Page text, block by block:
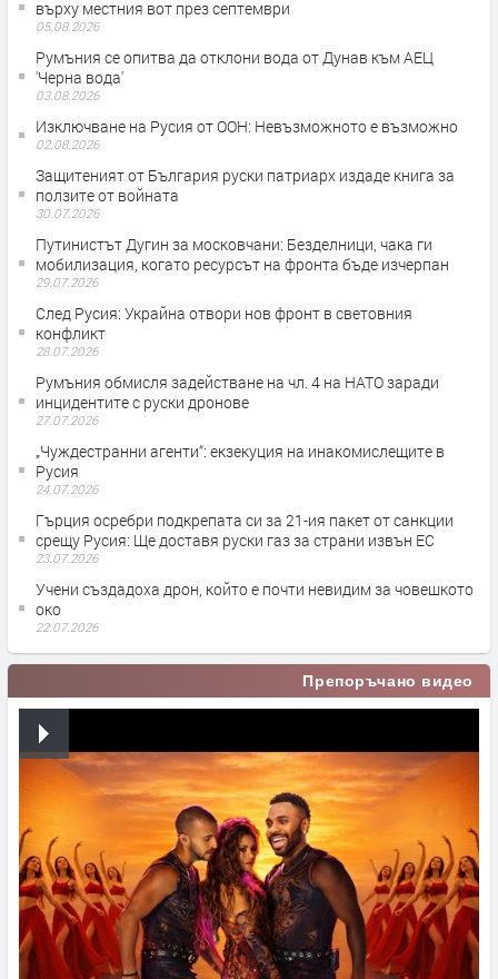
върху местния вот през септември
05.08.2026
Румъния се опитва да отклони вода от Дунав към АЕЦ
'Черна вода'
03.08.2026
Изключване на Русия от ООН: Невъзможното е възможно
02.08.2026
Защитеният от България руски патриарх издаде книга за
ползите от войната
30.07.2026
Путинистът Дугин за московчани: Безделници, чака ги
мобилизация, когато ресурсът на фронта бъде изчерпан
29.07.2026
След Русия: Украйна отвори нов фронт в световния
конфликт
28.07.2026
Румъния обмисля задействане на чл. 4 на НАТО заради
инцидентите с руски дронове
27.07.2026
„Чуждестранни агенти“: екзекуция на инакомислещите в
Русия
24.07.2026
Гърция осребри подкрепата си за 21-ия пакет от санкции
срещу Русия: Ще доставя руски газ за страни извън ЕС
23.07.2026
Учени създадоха дрон, който е почти невидим за човешкото
око
22.07.2026
Препоръчано видео